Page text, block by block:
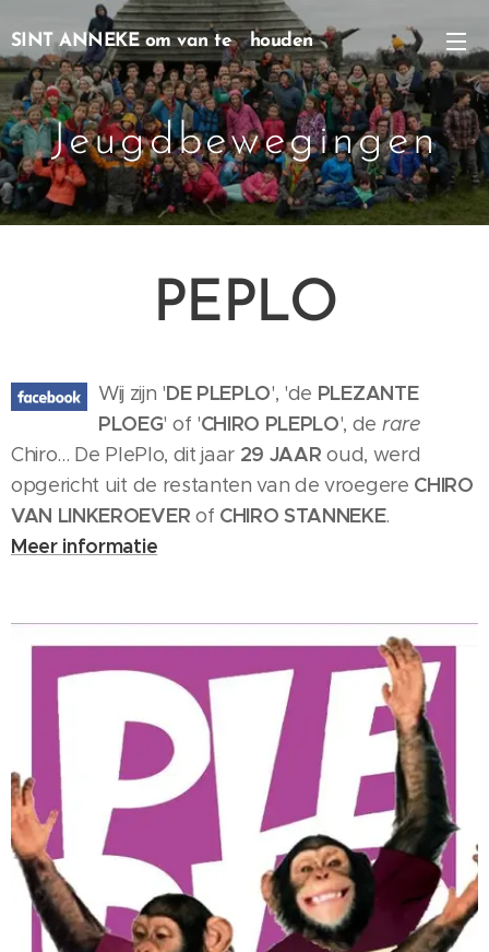
SINT ANNEKE om van te houden
Jeugdbewegingen
PEPLO
Wij zijn 'DE PLEPLO', 'de PLEZANTE
PLOEG' of 'CHIRO PLEPLO', de rare
Chiro... De PlePlo, dit jaar 29 JAAR oud, werd
opgericht uit de restanten van de vroegere CHIRO
VAN LINKEROEVER of CHIRO STANNEKE.
Meer informatie